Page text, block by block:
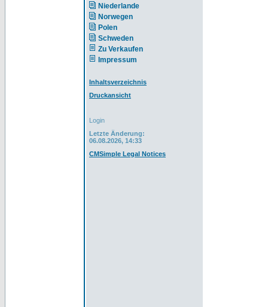
Niederlande
Norwegen
Polen
Schweden
Zu Verkaufen
Impressum
Inhaltsverzeichnis
Druckansicht
Login
Letzte Änderung:
06.08.2026, 14:33
CMSimple Legal Notices